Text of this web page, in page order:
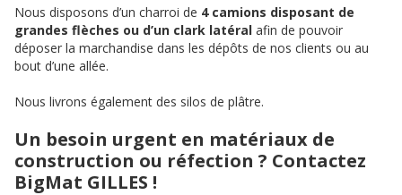
Nous disposons d’un charroi de 4 camions disposant de
grandes flèches ou d’un clark latéral afin de pouvoir
déposer la marchandise dans les dépôts de nos clients ou au
bout d’une allée.
Nous livrons également des silos de plâtre.
Un besoin urgent en matériaux de
construction ou réfection ? Contactez
BigMat GILLES !